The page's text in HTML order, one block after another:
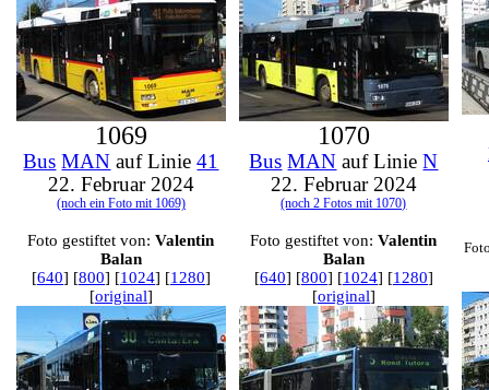
1069
Bus MAN auf Linie41
22. Februar 2024
(noch ein Foto mit 1069)
1070
Bus MAN auf LinieN
22. Februar 2024
(noch 2 Fotos mit 1070)
Foto gestiftet von:Valentin
Balan
[640] [800] [1024] [1280]
[original]
Foto gestiftet von:Valentin
Balan
[640] [800] [1024] [1280]
[original]